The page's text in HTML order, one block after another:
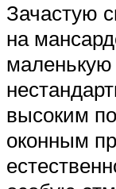
Зачастую
на
маленькую
высоким
оконным